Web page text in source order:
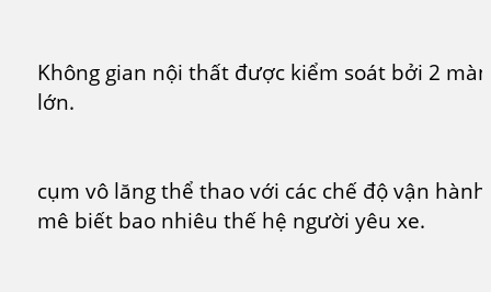
Không gian nội thất được kiểm soát bởi 2
lớn.
cụm vô lăng thể thao với các chế độ vận
mê biết bao nhiêu thế hệ người yêu xe.